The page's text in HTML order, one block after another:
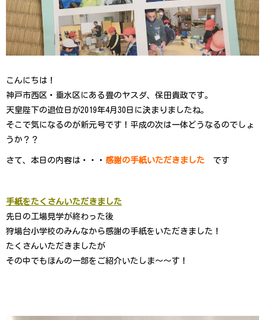
こんにちは！
神戸市西区・垂水区にある畳のヤスダ、保田貴政です。
天皇陛下の退位日が2019年4月30日に決まりましたね。
そこで気になるのが新元号です！平成の次は一体どうなるのでしょ
うか？？
さて、本日の内容は・・・ 感謝の手紙いただきました です
手紙をたくさんいただきました
先日の工場見学が終わった後
狩場台小学校のみんなから感謝の手紙をいただきました！
たくさんいただきましたが
その中でもほんの一部をご紹介いたしま〜〜す！